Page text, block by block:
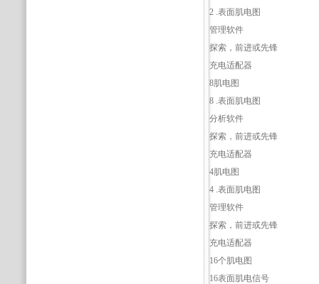
2 .表面肌电图
管理软件
探索，前进或先锋
充电适配器
8肌电图
8 .表面肌电图
分析软件
探索，前进或先锋
充电适配器
4肌电图
4 .表面肌电图
管理软件
探索，前进或先锋
充电适配器
16个肌电图
16表面肌电信号